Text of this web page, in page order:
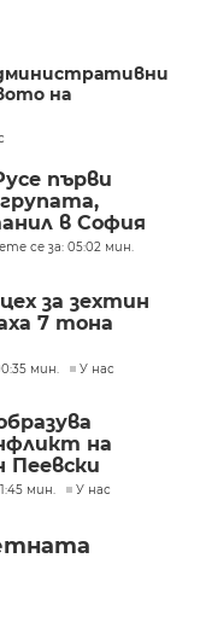
на
първи
в София
се за: 05:02 мин.
за зехтин
7 тона
мин. У нас
на
Пеевски
мин. У нас